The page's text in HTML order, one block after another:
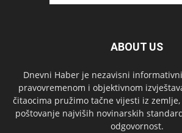
ABOUT US
Dnevni Haber je nezavisni
pravovremenom i objektivnom
čitaocima pružimo tačne vijesti iz
poštovanje najviših novinarskih
odgovornost.